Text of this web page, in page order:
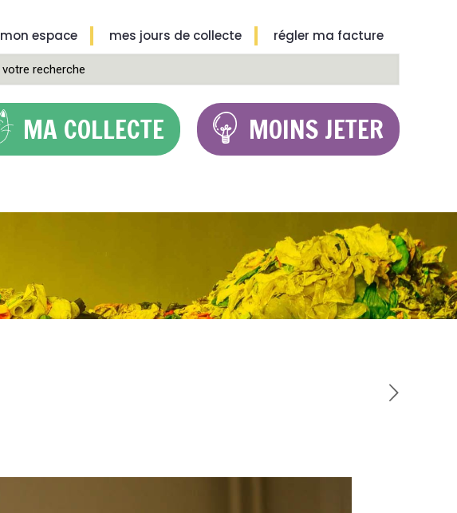
mon espace mes jours de collecte régler ma facture
MA COLLECTE MOINS JETER